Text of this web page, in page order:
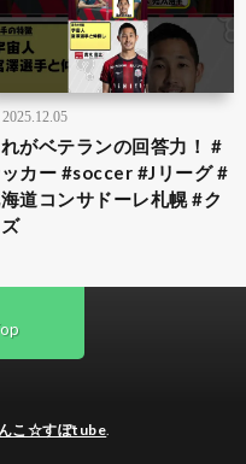
2025.12.05
がベテランの回答力！ #
カー #soccer #Jリーグ #
道コンサドーレ札幌 #ク
こ☆すぽtube.